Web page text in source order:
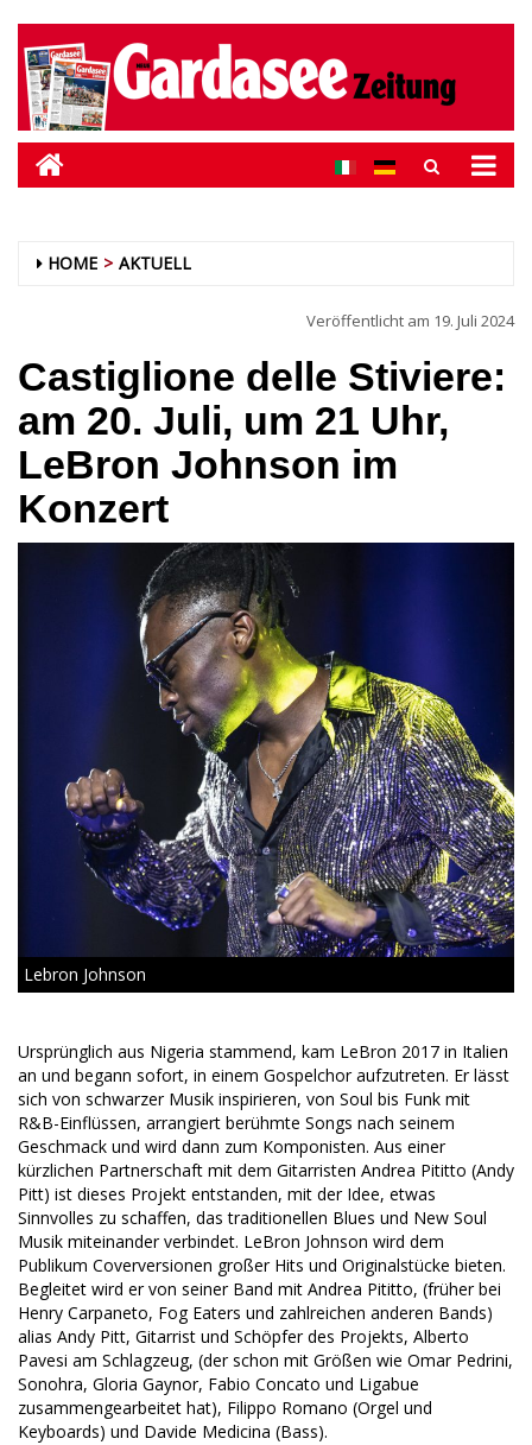
HOME AKTUELL
Veröffentlicht am 19. Juli 2024
Castiglione delle Stiviere:
am 20. Juli, um 21 Uhr,
LeBron Johnson im
Konzert
Lebron Johnson
Ursprünglich aus Nigeria stammend, kam LeBron 2017 in Italien
an und begann sofort, in einem Gospelchor aufzutreten. Er lässt
sich von schwarzer Musik inspirieren, von Soul bis Funk mit
R&B-Einflüssen, arrangiert berühmte Songs nach seinem
Geschmack und wird dann zum Komponisten. Aus einer
kürzlichen Partnerschaft mit dem Gitarristen Andrea Pititto (Andy
Pitt) ist dieses Projekt entstanden, mit der Idee, etwas
Sinnvolles zu schaffen, das traditionellen Blues und New Soul
Musik miteinander verbindet. LeBron Johnson wird dem
Publikum Coverversionen großer Hits und Originalstücke bieten.
Begleitet wird er von seiner Band mit Andrea Pititto, (früher bei
Henry Carpaneto, Fog Eaters und zahlreichen anderen Bands)
alias Andy Pitt, Gitarrist und Schöpfer des Projekts, Alberto
Pavesi am Schlagzeug, (der schon mit Größen wie Omar Pedrini,
Sonohra, Gloria Gaynor, Fabio Concato und Ligabue
zusammengearbeitet hat), Filippo Romano (Orgel und
Keyboards) und Davide Medicina (Bass).